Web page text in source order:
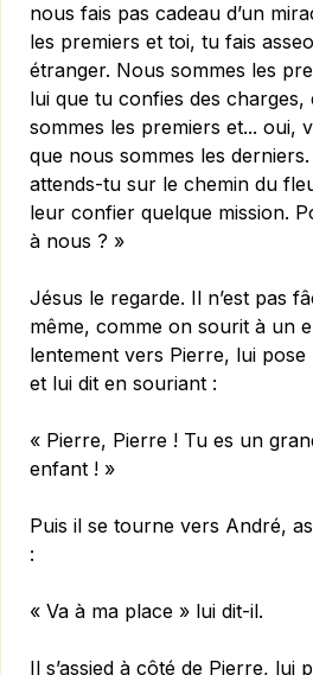
nous fais pas cadeau d’un
les premiers et toi, tu fais
étranger. Nous sommes les
lui que tu confies des
sommes les premiers et... oui,
que nous sommes les
attends-tu sur le chemin du
leur confier quelque mission.
à nous ? »
Jésus le regarde. Il n’est pas
même, comme on sourit à un
lentement vers Pierre, lui pose
et lui dit en souriant :
« Pierre, Pierre ! Tu es un
enfant ! »
Puis il se tourne vers André,
:
« Va à ma place » lui dit-il.
Il s’assied à côté de Pierre, lui